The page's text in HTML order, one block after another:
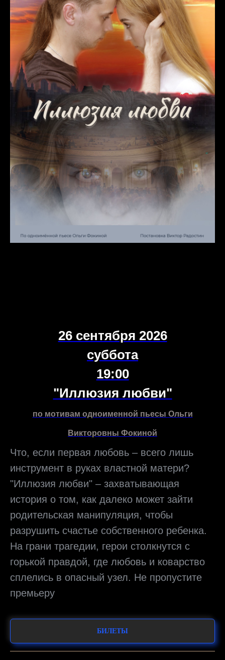
26 сентября 2026
суббота
19:00
"Иллюзия любви"
по мотивам одноименной пьесы Ольги
Викторовны Фокиной
Что, если первая любовь – всего лишь
инструмент в руках властной матери?
"Иллюзия любви" – захватывающая
история о том, как далеко может зайти
родительская манипуляция, чтобы
разрушить счастье собственного ребенка.
На грани трагедии, герои столкнутся с
горькой правдой, где любовь и коварство
сплелись в опасный узел. Не пропустите
премьеру
БИЛЕТЫ